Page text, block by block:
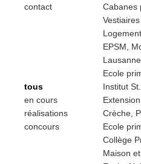
contact
tous
en cours
réalisations
concours
Cabanes
EPSM,
Ecole
Institut
Crèche,
Ecole
Collège
Maison